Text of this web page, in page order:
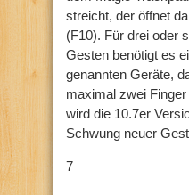
streicht, der öffnet
(F10). Für drei oder
Gesten benötigt es
genannten Geräte,
maximal zwei
wird die 10.7er
Schwung neuer
7